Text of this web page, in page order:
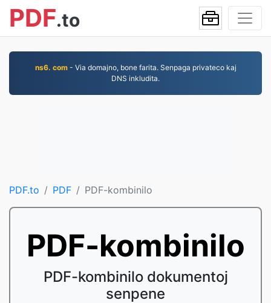
PDF.to
ns6. com- Via domajno, bone farita. Senpaga privateco kaj
DNS inkludita.
PDF.to PDF PDF-kombinilo
PDF-kombinilo
PDF-kombinilo dokumentoj
senpene